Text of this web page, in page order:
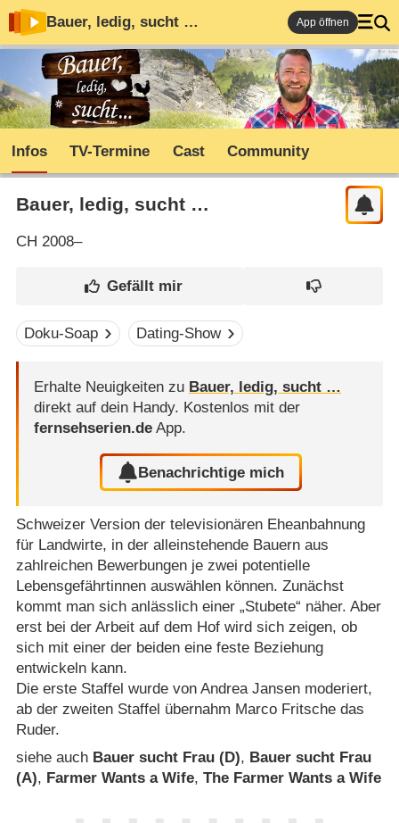
Bauer, ledig, sucht … App öffnen
Infos TV-Termine Cast Community
Bauer, ledig, sucht …
CH 2008–
Doku-Soap Dating-Show
Erhalte Neuigkeiten zu Bauer, ledig, sucht …
direkt auf dein Handy. Kostenlos mit der
fernsehserien.deApp.
Benachrichtige mich
Schweizer Version der televisionären Eheanbahnung
für Landwirte, in der alleinstehende Bauern aus
zahlreichen Bewerbungen je zwei potentielle
Lebensgefährtinnen auswählen können. Zunächst
kommt man sich anlässlich einer „Stubete“ näher. Aber
erst bei der Arbeit auf dem Hof wird sich zeigen, ob
sich mit einer der beiden eine feste Beziehung
entwickeln kann.
Die erste Staffel wurde von Andrea Jansen moderiert,
ab der zweiten Staffel übernahm Marco Fritsche das
Ruder.
siehe auch Bauer sucht Frau (D), Bauer sucht Frau
(A), Farmer Wants a Wife, The Farmer Wants a Wife